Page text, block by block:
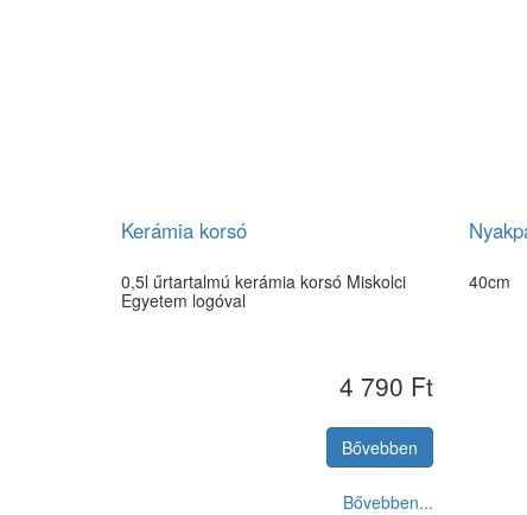
Kerámia korsó
0,5l űrtartalmú kerámia korsó Miskolci
Egyetem logóval
4 790 Ft
Bővebben
Bővebben...
40cm